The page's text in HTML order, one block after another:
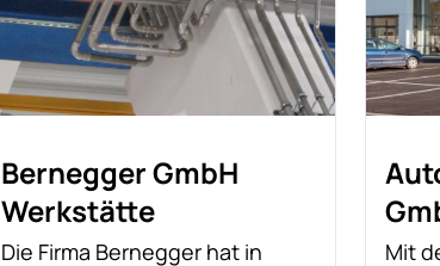
Bernegger GmbH
Werkstätte
Die Firma Bernegger hat in
Mit